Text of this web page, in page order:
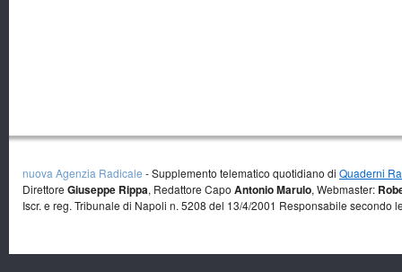
nuova Agenzia Radicale - Supplemento telematico quotidiano di Quaderni
Direttore Giuseppe Rippa, Redattore Capo Antonio Marulo, Webmaster:
Iscr. e reg. Tribunale di Napoli n. 5208 del 13/4/2001 Responsabile secondo